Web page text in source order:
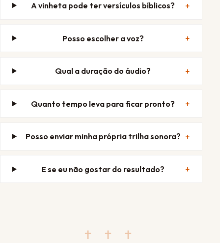
A vinheta pode ter versículos bíblicos?
Posso escolher a voz?
Qual a duração do áudio?
Quanto tempo leva para ficar pronto?
Posso enviar minha própria trilha sonora?
E se eu não gostar do resultado?
✝ ✝ ✝